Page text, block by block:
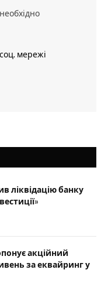
мережі
ліквідацію банку
акційний
за еквайринг у